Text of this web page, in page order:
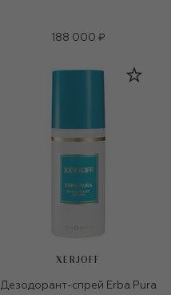
188 000 ₽
XERJOFF
Дезодорант-спрей Erba Pura